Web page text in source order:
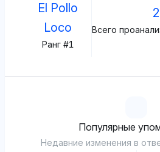
El Pollo
Loco
Ранг #1
Всего
Популярные
Недавние изменения в